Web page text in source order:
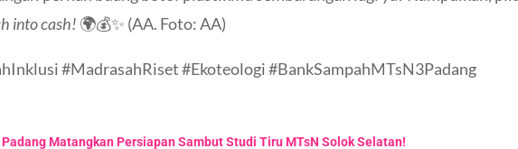
into cash! 🌍💰✨ (AA. Foto: AA)
#MadrasahRiset #Ekoteologi #BankSampahMTsN3Padang
Matangkan Persiapan Sambut Studi Tiru MTsN Solok Selatan!